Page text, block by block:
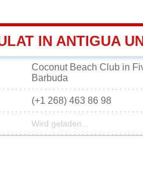
IN ANTIGUA
Coconut Beach Club in
Barbuda
(+1 268) 463 86 98
Wird geladen...